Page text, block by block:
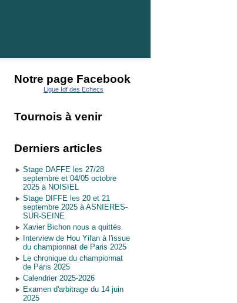
Notre page Facebook
Ligue Idf des Echecs
Tournois à venir
Derniers articles
Stage DAFFE les 27/28
septembre et 04/05 octobre
2025 à NOISIEL
Stage DIFFE les 20 et 21
septembre 2025 à ASNIERES-
SUR-SEINE
Xavier Bichon nous a quittés
Interview de Hou Yifan à l'issue
du championnat de Paris 2025
Le chronique du championnat
de Paris 2025
Calendrier 2025-2026
Examen d'arbitrage du 14 juin
2025